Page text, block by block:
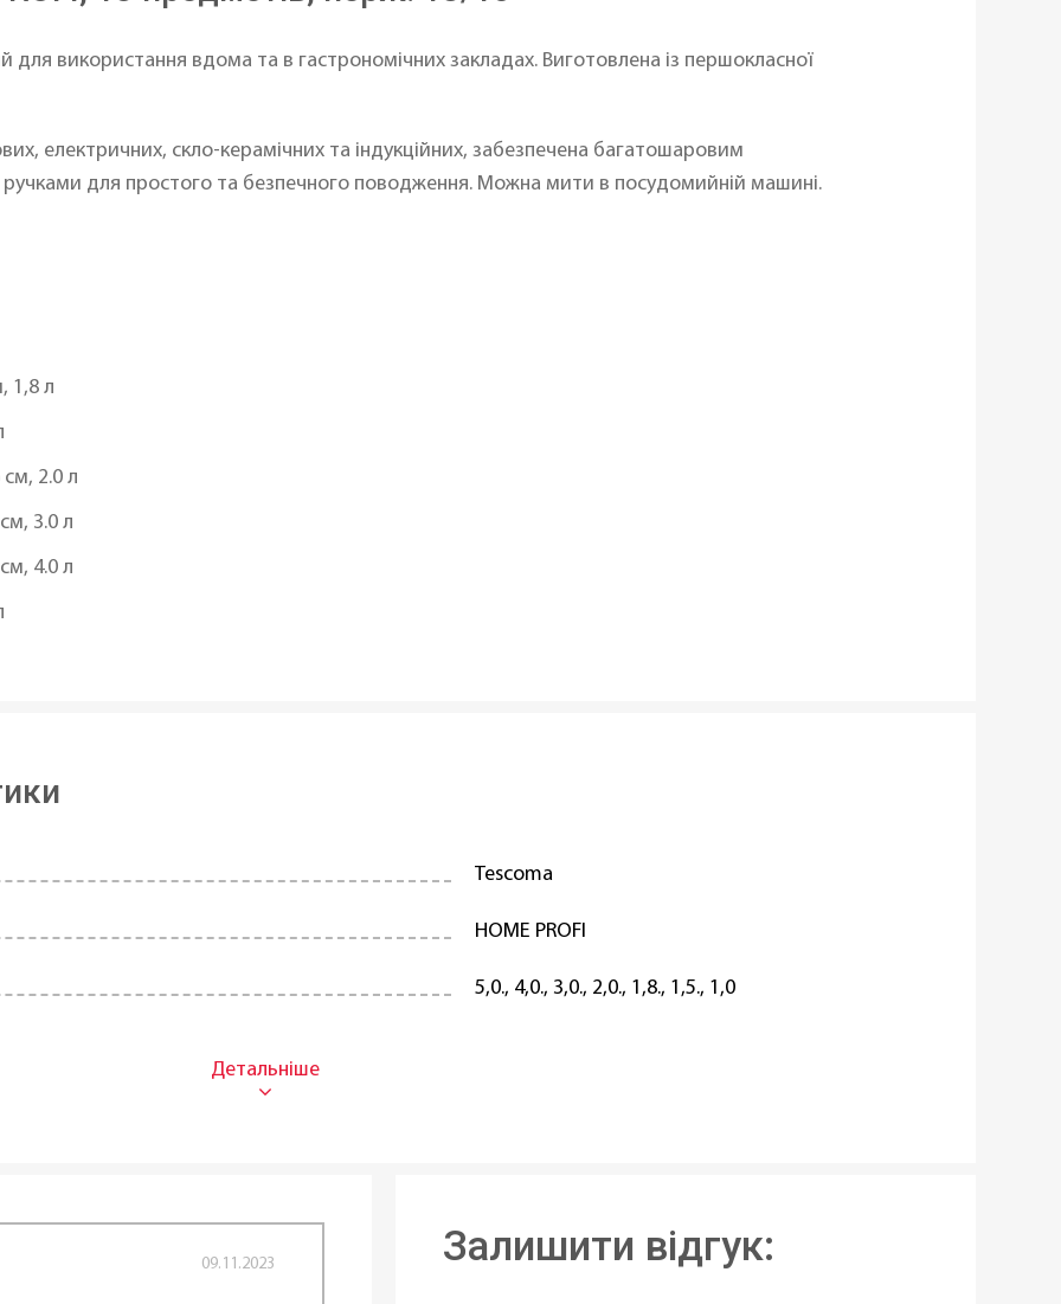
для використання вдома та в гастрономічних закладах. Виготовлена ​​із першокласної
електричних, скло-керамічних та індукційних, забезпечена багатошаровим
для простого та безпечного поводження. Можна мити в посудомийній машині.
1,8 л
2.0 л
3.0 л
4.0 л
Tescoma
HOME PROFI
5,0., 4,0., 3,0., 2,0., 1,8., 1,5., 1,0
09.11.2023 Залишити відгук: